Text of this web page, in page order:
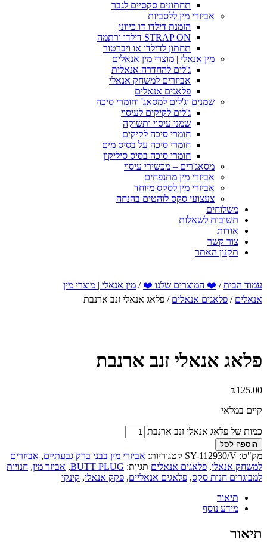
תחתונים סקסיים לגבר
אביזרי מין ללסביות
הזמנת דילדו דו כיווני
STRAP ON דילדו ורתמה
תחתון לדילדו או ויברטור
מין אנאלי | מוצרי מין אנאלים
ג'לים להחדרה אנאלית
אביזרים למשחק אנאלי
פלאגים אנאלים
שמנים וג'לים למסאג' וחומרי סיכה
ג'לים לקיקים לעיסוי
שמני עיסוי ותשוקה
חומרי סיכה לקיקים
חומרי סיכה על בסיס מים
חומרי סיכה בסיס סיליקון
מסאג'רים – מכשירי עיסוי
אביזרי מין מתנפחים
אביזרי מין לסקס מיוחד
צעצועי סקס לוהטים בהנחה
משלוחים
תשובות לשאלות
אודות
צור קשר
תקנון האתר
עמוד הבית/ ❤️ המוצרים שלנו ❤️ / מין אנאלי | מוצרי מין
אנאלים / פלאגים אנאלים / פלאג אנאלי זנב ארנבת
פלאג אנאלי זנב ארנבת
₪125.00
קיים במלאי
כמות של פלאג אנאלי זנב ארנבת
הוספה לסל
מק"ט: SY-112930/V קטגוריות: אביזרי מין בבני ברק גבעתיים, אביזרים
למשחק אנאלי, פלאגים אנאלים תגיות: BUTT PLUG
, אביזר מין, חנויות
למבוגרים חנות סקס, פלאגים אנאליים, פקק אנאלי, קינקי
תיאור
מידע נוסף
תיאור